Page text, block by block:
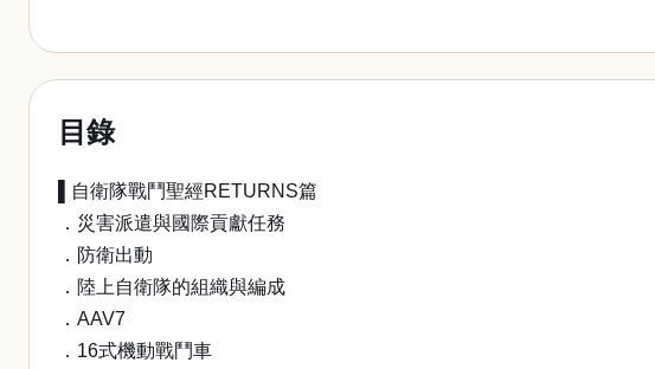
目錄
▌自衛隊戰鬥聖經RETURNS篇
．災害派遣與國際貢獻任務
．防衛出動
．陸上自衛隊的組織與編成
．AAV7
．16式機動戰鬥車